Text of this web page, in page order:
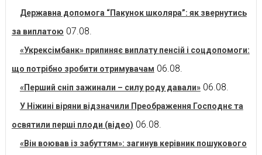
Державна допомога “Пакунок школяра”: як звернутись
за виплатою 07.08.
«Укрексімбанк» припиняє виплату пенсій і соцдопомоги:
що потрібно зробити отримувачам 06.08.
«Перший сніп зажинали – силу роду давали» 06.08.
У Ніжині віряни відзначили Преображення Господнє та
освятили перші плоди (відео) 06.08.
«Він воював із забуттям»: загинув керівник пошукового